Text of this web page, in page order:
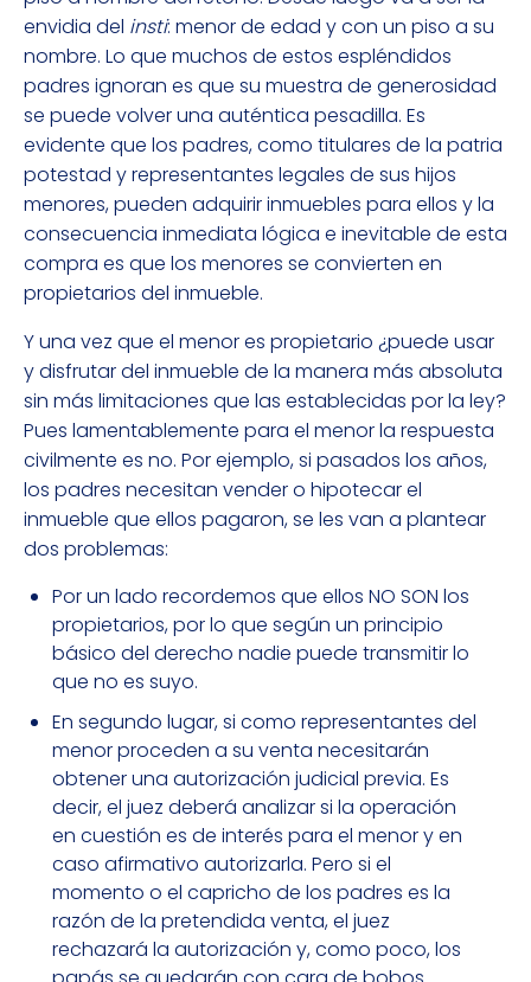
envidia del insti: menor de edad y con un piso a su
nombre. Lo que muchos de estos espléndidos
padres ignoran es que su muestra de generosidad
se puede volver una auténtica pesadilla. Es
evidente que los padres, como titulares de la patria
potestad y representantes legales de sus hijos
menores, pueden adquirir inmuebles para ellos y la
consecuencia inmediata lógica e inevitable de esta
compra es que los menores se convierten en
propietarios del inmueble.
Y una vez que el menor es propietario ¿puede usar
y disfrutar del inmueble de la manera más absoluta
sin más limitaciones que las establecidas por la ley?
Pues lamentablemente para el menor la respuesta
civilmente es no. Por ejemplo, si pasados los años,
los padres necesitan vender o hipotecar el
inmueble que ellos pagaron, se les van a plantear
dos problemas:
Por un lado recordemos que ellos NO SON los
propietarios, por lo que según un principio
básico del derecho nadie puede transmitir lo
que no es suyo.
En segundo lugar, si como representantes del
menor proceden a su venta necesitarán
obtener una autorización judicial previa. Es
decir, el juez deberá analizar si la operación
en cuestión es de interés para el menor y en
caso afirmativo autorizarla. Pero si el
momento o el capricho de los padres es la
razón de la pretendida venta, el juez
rechazará la autorización y, como poco, los